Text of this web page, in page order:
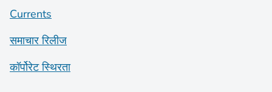
Currents
समाचार रिलीज
कॉर्पोरेट स्थिरता